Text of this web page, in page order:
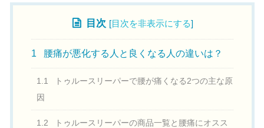
目次 [目次を非表示にする]
1 腰痛が悪化する人と良くなる人の違いは？
1.1
トゥルースリーパーで腰が痛くなる2つの主な原
因
1.2
トゥルースリーパーの商品一覧と腰痛にオスス